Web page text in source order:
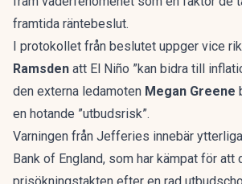
framtida räntebeslut.
I protokollet från beslutet uppger vice
Ramsden att El Niño ”kan bidra till
den externa ledamoten Megan Greene
en hotande ”utbudsrisk”.
Varningen från Jefferies innebär
Bank of England, som har kämpat för att